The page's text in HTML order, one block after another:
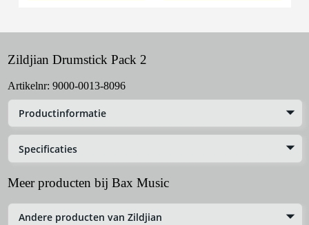
Zildjian Drumstick Pack 2
Artikelnr: 9000-0013-8096
Productinformatie
Specificaties
Meer producten bij Bax Music
Andere producten van Zildjian